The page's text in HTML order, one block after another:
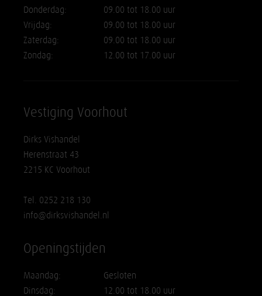
Donderdag:
09.00 tot 18.00 uur
Vrijdag:
09.00 tot 18.00 uur
Zaterdag:
09.00 tot 18.00 uur
Zondag:
12.00 tot 17.00 uur
Vestiging Voorhout
Dirks Vishandel
Herenstraat 43
2215 KC Voorhout
Tel. 0252 218 130
info@dirksvishandel.nl
Openingstijden
Maandag:
Gesloten
Dinsdag:
12.00 tot 18.00 uur